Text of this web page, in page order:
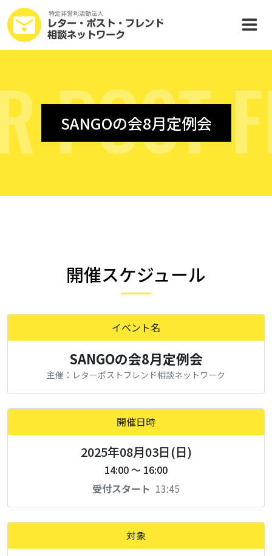
POSTF
SANGOの会8月定例会
開催スケジュール
イベント名
SANGOの会8月定例会
主催：レターポストフレンド相談ネットワーク
開催日時
2025年08月03日(日)
14:00 ～ 16:00
受付スタート 13:45
対象